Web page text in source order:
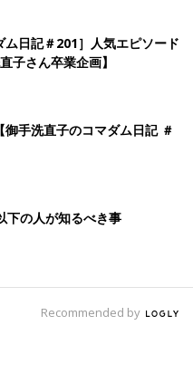
ム日記＃201］人気エピソード
子さん卒業企画】
手洗直子のコマダム日記 ＃
下の人が知るべき事
Recommended by